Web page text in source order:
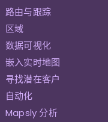
路由与跟踪
区域
数据可视化
嵌入实时地图
寻找潜在客户
自动化
Mapsly 分析